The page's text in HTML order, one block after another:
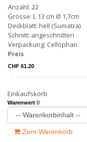
Anzahl: 22
Grösse: L 13 cm Ø 1,7cm
Deckblatt: hell (Sumatra)
Schnitt: angeschnitten
Verpackung: Cellophan
Preis
CHF 61.20
Einkaufskorb
Warenwert 0
Zum Warenkorb